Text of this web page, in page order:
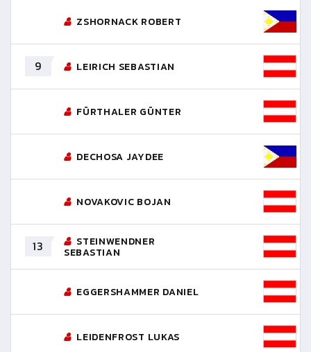
ZSHORNACK ROBERT
9 LEIRICH SEBASTIAN
FÜRTHALER GÜNTER
DECHOSA JAYDEE
NOVAKOVIC BOJAN
13 STEINWENDNER
SEBASTIAN
EGGERSHAMMER DANIEL
LEIDENFROST LUKAS